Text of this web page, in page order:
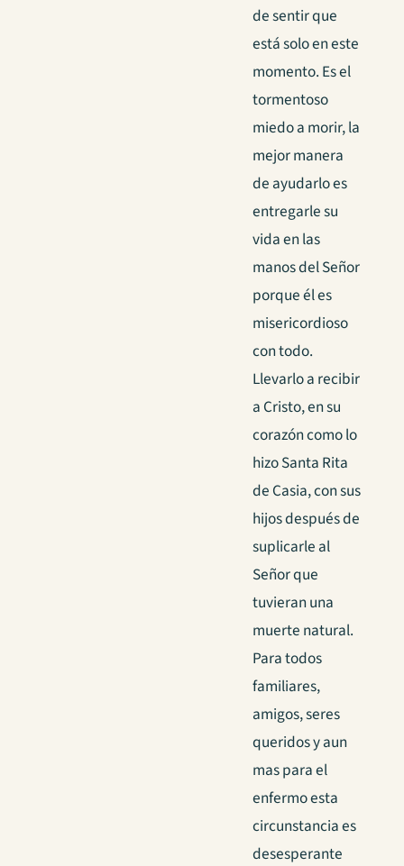
de sentir que
está solo en este
momento. Es el
tormentoso
miedo a morir, la
mejor manera
de ayudarlo es
entregarle su
vida en las
manos del Señor
porque él es
misericordioso
con todo.
Llevarlo a recibir
a Cristo, en su
corazón como lo
hizo Santa Rita
de Casia, con sus
hijos después de
suplicarle al
Señor que
tuvieran una
muerte natural.
Para todos
familiares,
amigos, seres
queridos y aun
mas para el
enfermo esta
circunstancia es
desesperante